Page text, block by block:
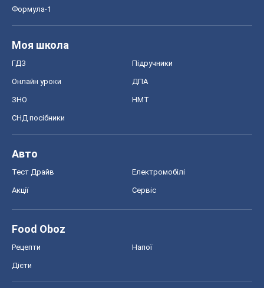
Формула-1
Моя школа
ГДЗ Підручники
Онлайн уроки ДПА
ЗНО НМТ
СНД посібники
Авто
Тест Драйв Електромобілі
Акції Сервіс
Food Oboz
Рецепти Напої
Дієти